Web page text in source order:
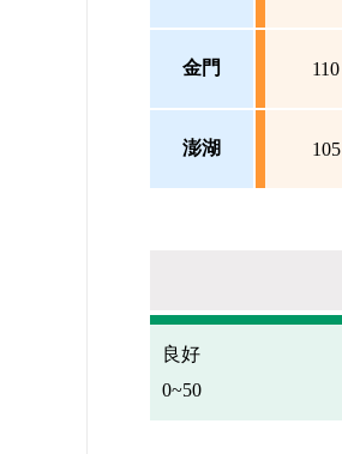
金門 110
澎湖 105
良好
0~50